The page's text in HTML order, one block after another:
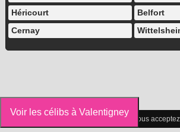
Héricourt
Belfort
Cernay
Voir les célibs à Valentigney
Vous pouvez gérer les cookies que vous